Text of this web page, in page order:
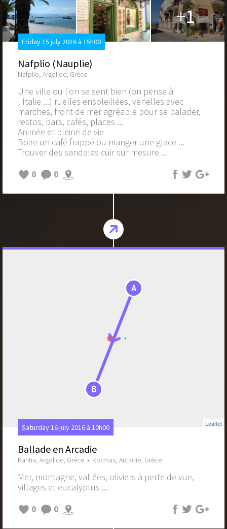
+1
Friday 15 july 2016 à 15h00
Nafplio (Nauplie)
Nafplio, Argolide, Grèce
Une ville ou l'on se sent bien (on pense à
l'Italie ...) ruelles ensoleillées, venelles avec
marches, front de mer agréable pour se balader,
restos, bars, cafés, places ...
Animée et pleine de vie
Boire un café frappé ou manger une glace ...
Trouver des sandales cuir sur mesure ...
0
0
A
B
Leaflet
Saturday 16 july 2016 à 10h00
Ballade en Arcadie
Kantia, Argolide, Grèce › Kosmas, Arcadie, Grèce
Mer, montagne, vallées, oliviers à perte de vue,
villages et eucalyptus ...
0
0